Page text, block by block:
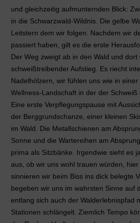
und gleichzeitig aufmunternden Blick:
in die Schwarzwald-Wildnis. Die gelbe
Leitstern dem wir folgen. Nachdem wir
passiert haben, gilt es die erste
Der Weg zweigt ab in den Wald und dort
schweißtreibender Aufstieg. Es riecht
Nadelhölzern, wir fühlen uns wie in
Wellness-Landschaft in der der
Eine erste Verpflegungspause mit
der Berggrundschanze, einer kleinen
im Wald. Die Metallschienen am
Sonne und die Wartereihen am
prima als Sitzbänke. Irgendwie sieht es
aus, ob wir uns wohl trauen würden,
sinnieren wir beim Biss ins dick belegte
begeben wir uns im wahrsten Sinne auf
entlang sich auch der Walderlebnispfad
Stationen schlängelt. Ziemlich Tempo